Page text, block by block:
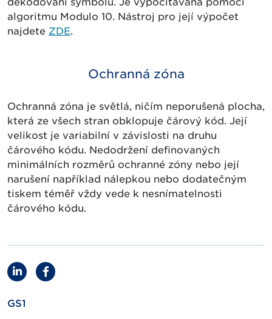
algoritmu Modulo 10. Nástroj pro její výpočet
najdete ZDE.
Ochranná zóna
Ochranná zóna je světlá, ničím neporušená plocha,
která ze všech stran obklopuje čárový kód. Její
velikost je variabilní v závislosti na druhu
čárového kódu. Nedodržení definovaných
minimálních rozměrů ochranné zóny nebo její
narušení například nálepkou nebo dodatečným
tiskem téměř vždy vede k nesnímatelnosti
čárového kódu.
GS1